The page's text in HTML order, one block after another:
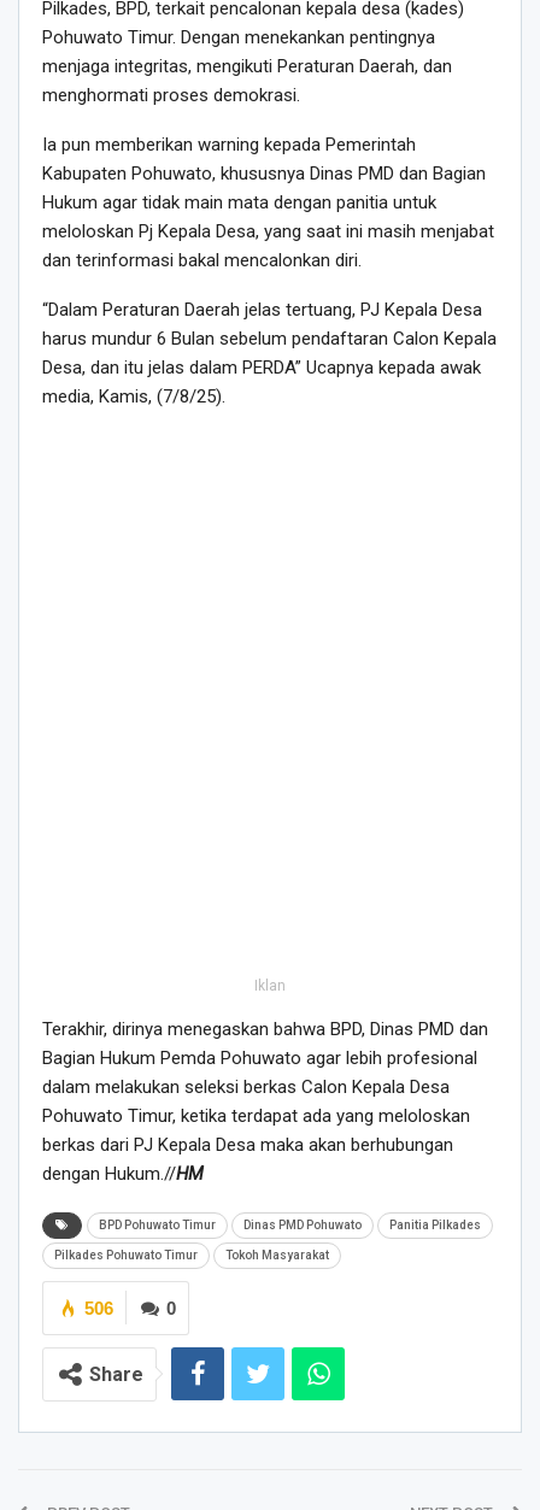
Pilkades, BPD, terkait pencalonan kepala desa (kades)
Pohuwato Timur. Dengan menekankan pentingnya
menjaga integritas, mengikuti Peraturan Daerah, dan
menghormati proses demokrasi.
Ia pun memberikan warning kepada Pemerintah
Kabupaten Pohuwato, khususnya Dinas PMD dan Bagian
Hukum agar tidak main mata dengan panitia untuk
meloloskan Pj Kepala Desa, yang saat ini masih menjabat
dan terinformasi bakal mencalonkan diri.
“Dalam Peraturan Daerah jelas tertuang, PJ Kepala Desa
harus mundur 6 Bulan sebelum pendaftaran Calon Kepala
Desa, dan itu jelas dalam PERDA” Ucapnya kepada awak
media, Kamis, (7/8/25).
Iklan
Terakhir, dirinya menegaskan bahwa BPD, Dinas PMD dan
Bagian Hukum Pemda Pohuwato agar lebih profesional
dalam melakukan seleksi berkas Calon Kepala Desa
Pohuwato Timur, ketika terdapat ada yang meloloskan
berkas dari PJ Kepala Desa maka akan berhubungan
dengan Hukum.//HM
BPD Pohuwato Timur Dinas PMD Pohuwato Panitia Pilkades
Pilkades Pohuwato Timur Tokoh Masyarakat
0
506
Share